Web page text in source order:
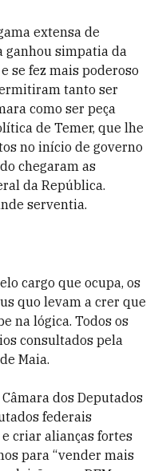
extensa de
ganhou simpatia da
se fez mais poderoso
tanto ser
como ser peça
de Temer, que lhe
no início de governo
chegaram as
da República.
serventia.
cargo que ocupa, os
quo levam a crer que
na lógica. Todos os
consultados pela
Maia.
dos Deputados
federais
criar alianças fortes
para “vender mais